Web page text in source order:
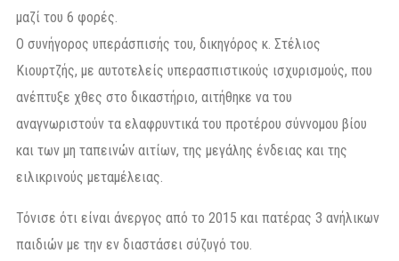
μαζί του 6 φορές.
Ο συνήγορος υπεράσπισής του, δικηγόρος κ. Στέλιος
Κιουρτζής, με αυτοτελείς υπερασπιστικούς ισχυρισμούς, που
ανέπτυξε χθες στο δικαστήριο, αιτήθηκε να του
αναγνωριστούν τα ελαφρυντικά του προτέρου σύννομου βίου
και των μη ταπεινών αιτίων, της μεγάλης ένδειας και της
ειλικρινούς μεταμέλειας.
Τόνισε ότι είναι άνεργος από το 2015 και πατέρας 3 ανήλικων
παιδιών με την εν διαστάσει σύζυγό του.